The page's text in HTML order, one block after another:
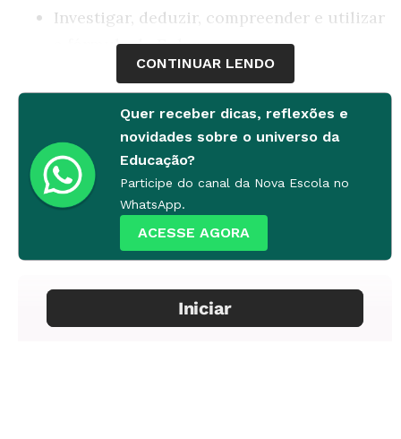
Investigar, deduzir, compreender e utilizar
a fórmula de Euler
Geometria espacial: sólidos poliédricos, corpos
redondos, relação de Euler
Ano(s)
Tempo estimado
Material necessário
CONTINUAR LENDO
Quer receber dicas, reflexões e
novidades sobre o universo da
Educação?
Participe do canal da Nova Escola no
WhatsApp.
ACESSE AGORA